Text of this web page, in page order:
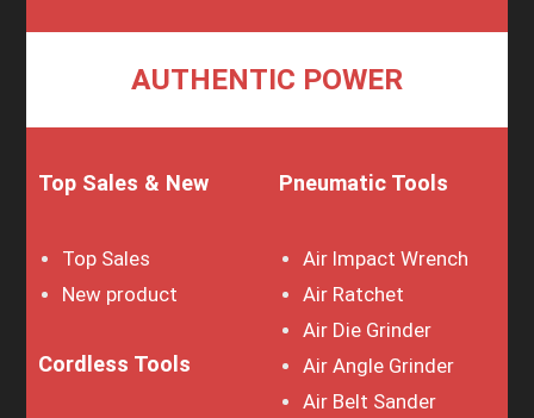
AUTHENTIC POWER
Top Sales & New
Top Sales
New product
Cordless Tools
Pneumatic Tools
Air Impact Wrench
Air Ratchet
Air Die Grinder
Air Angle Grinder
Air Belt Sander